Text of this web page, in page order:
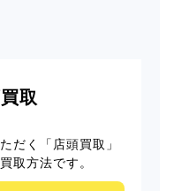
取
だく「店頭買取」
取方法です。